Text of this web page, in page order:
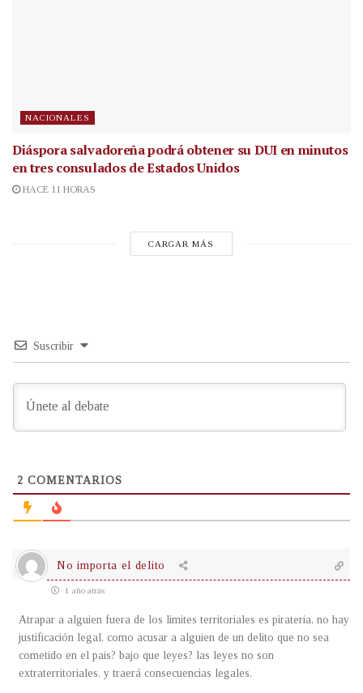
NACIONALES
Diáspora salvadoreña podrá obtener su DUI en minutos
en tres consulados de Estados Unidos
HACE 11 HORAS
CARGAR MÁS
Suscribir
2 COMENTARIOS
No importa el delito
1 año atrás
Atrapar a alguien fuera de los limites territoriales es pirateria, no hay
justificación legal, como acusar a alguien de un delito que no sea
cometido en el pais? bajo que leyes? las leyes no son
extraterritoriales. y traerá consecuencias legales.